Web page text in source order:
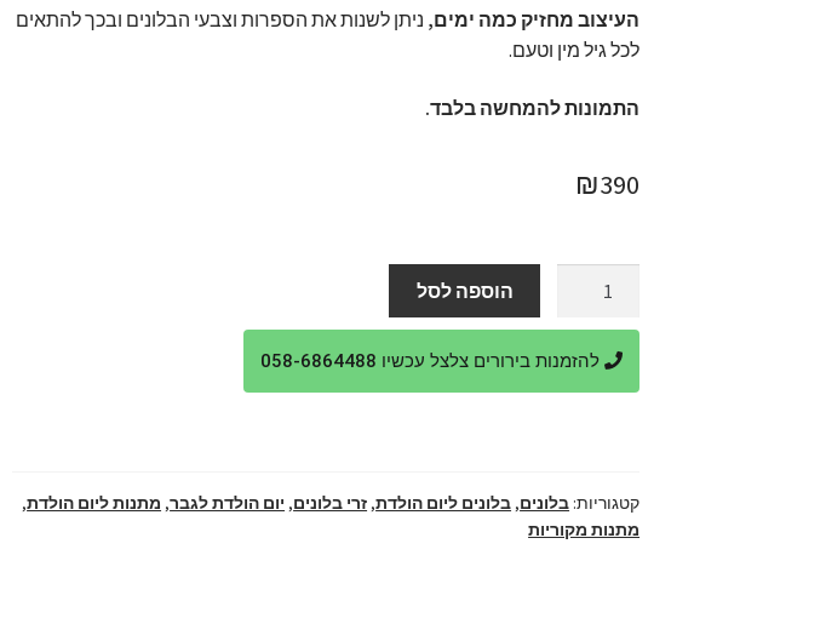
העיצוב מחזיק כמה ימים, ניתן לשנות את הספרות וצבעי הבלונים ובכך להתאים
לכל גיל מין וטעם.
התמונות להמחשה בלבד.
₪390
מתנה
ליום
הולדת
שמפניה
הוספה לסל
להזמנות בירורים צלצל עכשיו 058-6864488
קטגוריות: בלונים, בלונים ליום הולדת, זרי בלונים, יום הולדת לגבר, מתנות ליום הולדת,
מתנות מקוריות